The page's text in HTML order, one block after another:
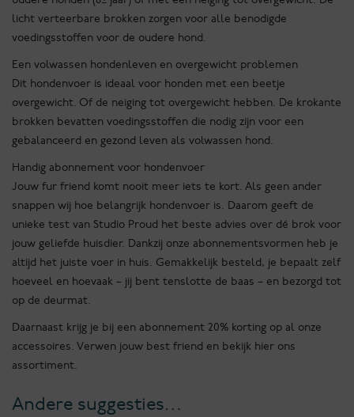
licht verteerbare brokken zorgen voor alle benodigde
voedingsstoffen voor de oudere hond.
Een volwassen hondenleven en overgewicht problemen
Dit hondenvoer is ideaal voor honden met een beetje
overgewicht. Of de neiging tot overgewicht hebben. De krokante
brokken bevatten voedingsstoffen die nodig zijn voor een
gebalanceerd en gezond leven als volwassen hond.
Handig abonnement voor hondenvoer
Jouw fur friend komt nooit meer iets te kort. Als geen ander
snappen wij hoe belangrijk hondenvoer is. Daarom geeft de
unieke test van Studio Proud het beste advies over dé brok voor
jouw geliefde huisdier. Dankzij onze abonnementsvormen heb je
altijd het juiste voer in huis. Gemakkelijk besteld, je bepaalt zelf
hoeveel en hoevaak – jij bent tenslotte de baas – en bezorgd tot
op de deurmat.
Daarnaast krijg je bij een abonnement 20% korting op al onze
accessoires. Verwen jouw best friend en bekijk hier ons
assortiment.
Andere suggesties…